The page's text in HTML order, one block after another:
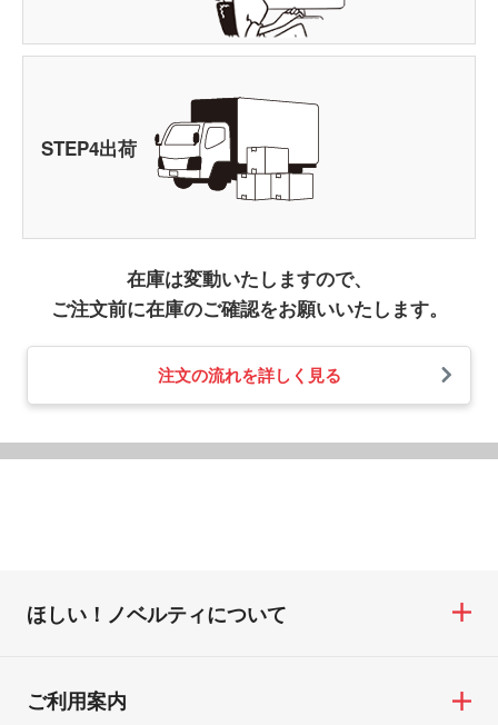
STEP4出荷
在庫は変動いたしますので、
ご注文前に在庫のご確認をお願いいたします。
注文の流れを詳しく見る
ほしい！ノベルティについて
ご利用案内